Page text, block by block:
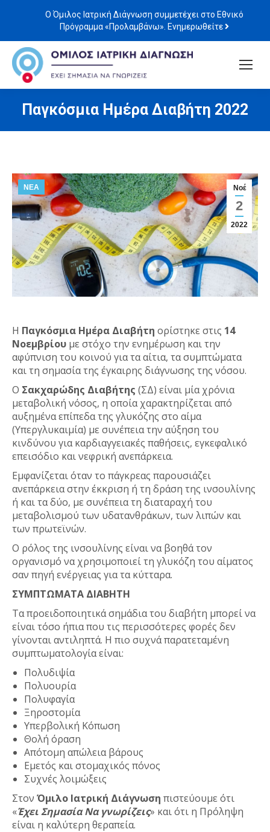
Ο Όμιλος Ιατρική Διάγνωση συμμετέχει στο Εθνικό
Πρόγραμμα «Προλαμβάνω». Ενημερωθείτε
Παγκόσμια Ημέρα Διαβήτη 2022
Νοέ
2
2022
ΝΕΑ
Η Παγκόσμια Ημέρα Διαβήτη ορίστηκε στις 14
Νοεμβρίου με στόχο την ενημέρωση και την
αφύπνιση του κοινού για τα αίτια, τα συμπτώματα
και τη σημασία της έγκαιρης διάγνωσης της νόσου.
Ο Σακχαρώδης Διαβήτης (ΣΔ) είναι μία χρόνια
μεταβολική νόσος, η οποία χαρακτηρίζεται από
αυξημένα επίπεδα της γλυκόζης στο αίμα
(Υπεργλυκαιμία) με συνέπεια την αύξηση του
κινδύνου για καρδιαγγειακές παθήσεις, εγκεφαλικό
επεισόδιο και νεφρική ανεπάρκεια.
Εμφανίζεται όταν το πάγκρεας παρουσιάζει
ανεπάρκεια στην έκκριση ή τη δράση της ινσουλίνης
ή και τα δύο, με συνέπεια τη διαταραχή του
μεταβολισμού των υδατανθράκων, των λιπών και
των πρωτεϊνών.
Ο ρόλος της ινσουλίνης είναι να βοηθά τον
οργανισμό να χρησιμοποιεί τη γλυκόζη του αίματος
σαν πηγή ενέργειας για τα κύτταρα.
ΣΥΜΠΤΩΜΑΤΑ ΔΙΑΒΗΤΗ
Τα προειδοποιητικά σημάδια του διαβήτη μπορεί να
είναι τόσο ήπια που τις περισσότερες φορές δεν
γίνονται αντιληπτά. Η πιο συχνά παρατεταμένη
συμπτωματολογία είναι:
Πολυδιψία
Πολυουρία
Πολυφαγία
Ξηροστομία
Υπερβολική Κόπωση
Θολή όραση
Απότομη απώλεια βάρους
Εμετός και στομαχικός πόνος
Συχνές λοιμώξεις
Στον Όμιλο Ιατρική Διάγνωση πιστεύουμε ότι
«Έχει Σημασία Να γνωρίζεις» και ότι η Πρόληψη
είναι η καλύτερη θεραπεία.